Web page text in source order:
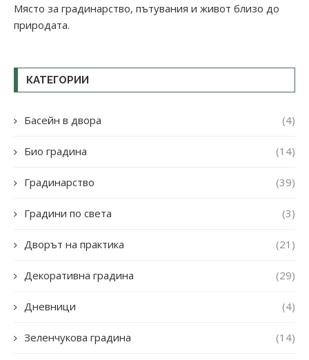
Място за градинарство, пътувания и живот близо до
природата.
КАТЕГОРИИ
Басейн в двора (4)
Био градина (14)
Градинарство (39)
Градини по света (3)
Дворът на практика (21)
Декоративна градина (29)
Дневници (4)
Зеленчукова градина (14)